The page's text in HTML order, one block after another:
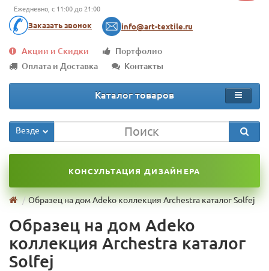
Ежедневно, с 11:00 до 21:00
Заказать звонок info@art-textile.ru
Акции и Скидки
Портфолио
Оплата и Доставка
Контакты
Каталог товаров
Везде
КОНСУЛЬТАЦИЯ ДИЗАЙНЕРА
Образец на дом Adeko коллекция Archestra каталог Solfej
Образец на дом Adeko
коллекция Archestra каталог
Solfej